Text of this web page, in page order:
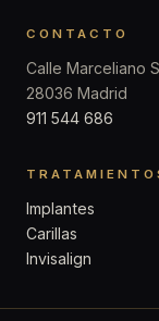
CONTACTO
Calle Marceliano
28036 Madrid
911 544 686
Implantes
Carillas
Invisalign